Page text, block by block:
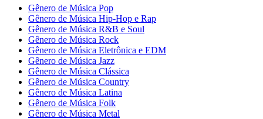
Gênero de Música Pop
Gênero de Música Hip-Hop e Rap
Gênero de Música R&B e Soul
Gênero de Música Rock
Gênero de Música Eletrônica e EDM
Gênero de Música Jazz
Gênero de Música Clássica
Gênero de Música Country
Gênero de Música Latina
Gênero de Música Folk
Gênero de Música Metal